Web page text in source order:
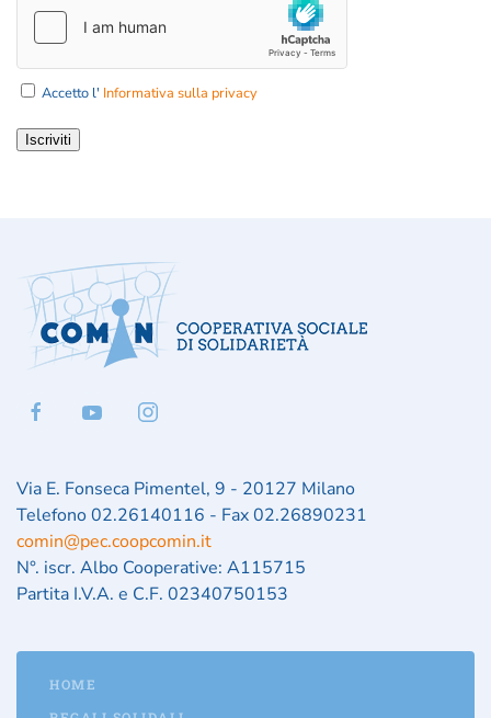
Accetto l' Informativa sulla privacy
Iscriviti
Via E. Fonseca Pimentel, 9 - 20127 Milano
Telefono 02.26140116 - Fax 02.26890231
comin@pec.coopcomin.it
N°. iscr. Albo Cooperative: A115715
Partita I.V.A. e C.F. 02340750153
HOME